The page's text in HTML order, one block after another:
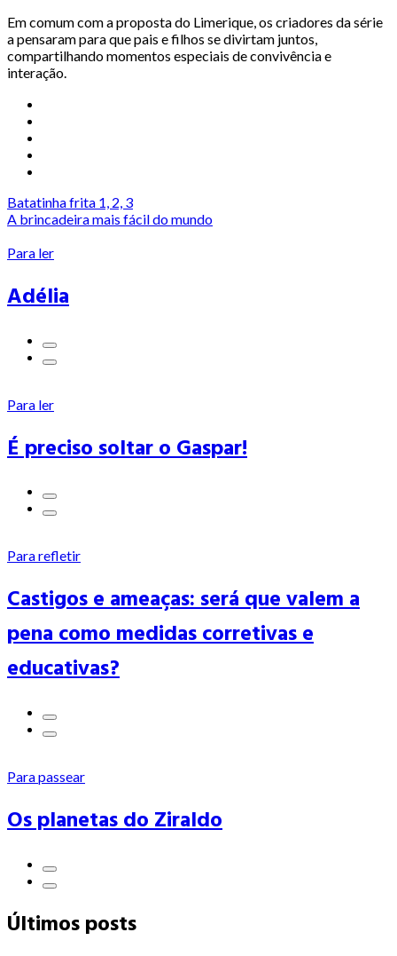
Em comum com a proposta do Limerique, os criadores da série
a pensaram para que pais e filhos se divirtam juntos,
compartilhando momentos especiais de convivência e
interação.
Batatinha frita 1, 2, 3
A brincadeira mais fácil do mundo
Para ler
Adélia
Para ler
É preciso soltar o Gaspar!
Para refletir
Castigos e ameaças: será que valem a
pena como medidas corretivas e
educativas?
Para passear
Os planetas do Ziraldo
Últimos posts